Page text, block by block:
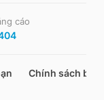
cáo
Chính sách bảo